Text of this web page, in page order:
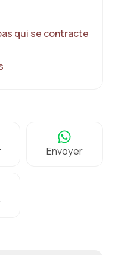
qui se contracte
Envoyer